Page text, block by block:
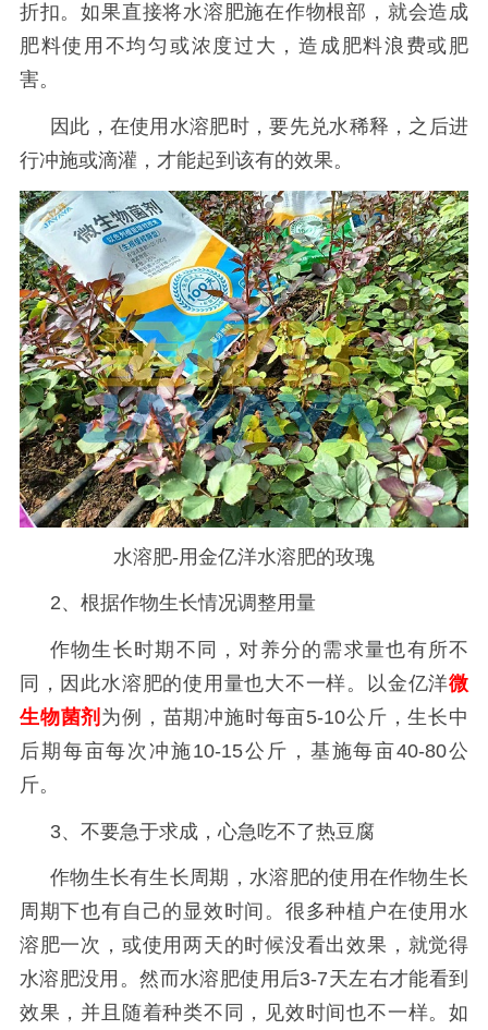
折扣。如果直接将水溶肥施在作物根部，就会造成
肥料使用不均匀或浓度过大，造成肥料浪费或肥
害。
因此，在使用水溶肥时，要先兑水稀释，之后进
行冲施或滴灌，才能起到该有的效果。
水溶肥-用金亿洋水溶肥的玫瑰
2、根据作物生长情况调整用量
作物生长时期不同，对养分的需求量也有所不
同，因此水溶肥的使用量也大不一样。以金亿洋微
生物菌剂 为例，苗期冲施时每亩5-10公斤，生长中
后期每亩每次冲施10-15公斤，基施每亩40-80公
斤。
3、不要急于求成，心急吃不了热豆腐
作物生长有生长周期，水溶肥的使用在作物生长
周期下也有自己的显效时间。很多种植户在使用水
溶肥一次，或使用两天的时候没看出效果，就觉得
水溶肥没用。然而水溶肥使用后3-7天左右才能看到
效果，并且随着种类不同，见效时间也不一样。如